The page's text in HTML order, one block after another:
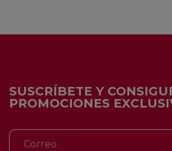
SUSCRÍBETE Y
PROMOCIONES